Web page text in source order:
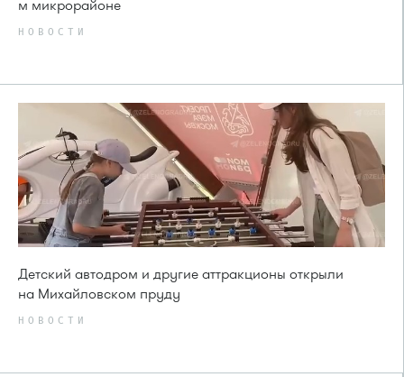
м микрорайоне
НОВОСТИ
Детский автодром и другие аттракционы открыли
на Михайловском пруду
НОВОСТИ